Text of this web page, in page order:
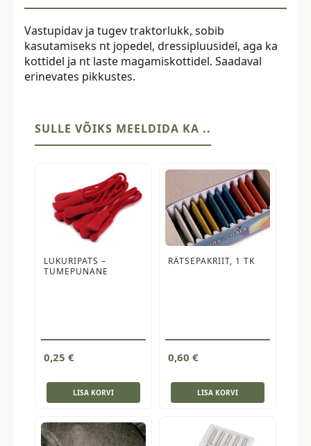
Vastupidav ja tugev traktorlukk, sobib
kasutamiseks nt jopedel, dressipluusidel, aga ka
kottidel ja nt laste magamiskottidel. Saadaval
erinevates pikkustes.
SULLE VÕIKS MEELDIDA KA ..
LUKURIPATS –
TUMEPUNANE
0,25 €
LISA KORVI
RÄTSEPAKRIIT, 1 TK
0,60 €
LISA KORVI